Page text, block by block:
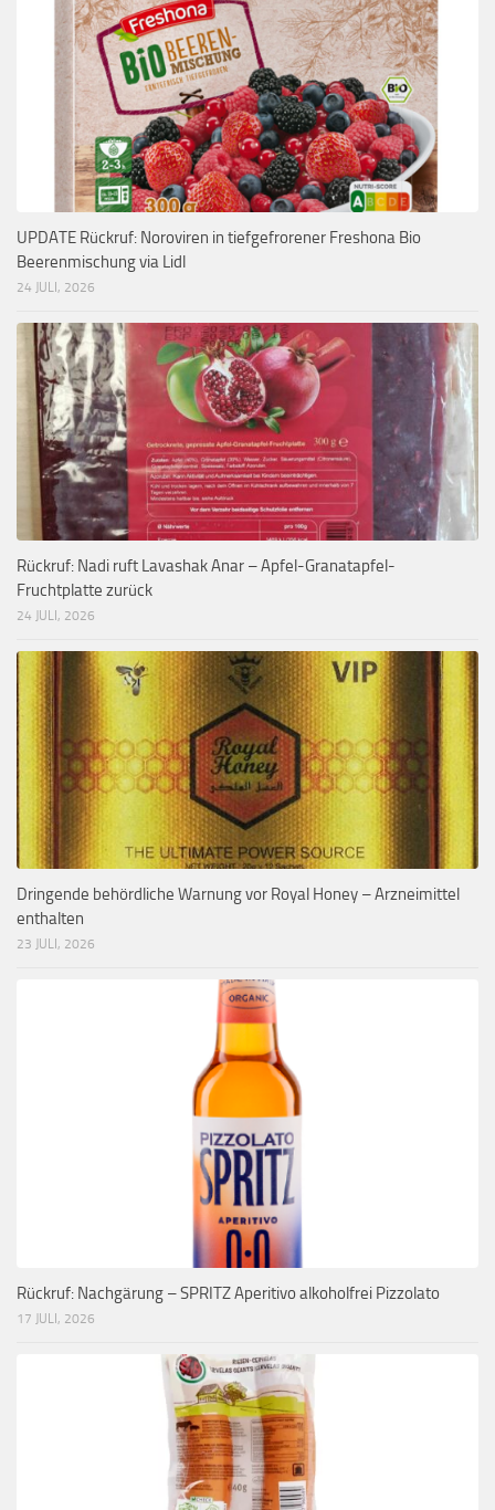
UPDATE Rückruf: Noroviren in tiefgefrorener Freshona Bio
Beerenmischung via Lidl
24 JULI, 2026
Rückruf: Nadi ruft Lavashak Anar – Apfel-Granatapfel-
Fruchtplatte zurück
24 JULI, 2026
Dringende behördliche Warnung vor Royal Honey – Arzneimittel
enthalten
23 JULI, 2026
Rückruf: Nachgärung – SPRITZ Aperitivo alkoholfrei Pizzolato
17 JULI, 2026